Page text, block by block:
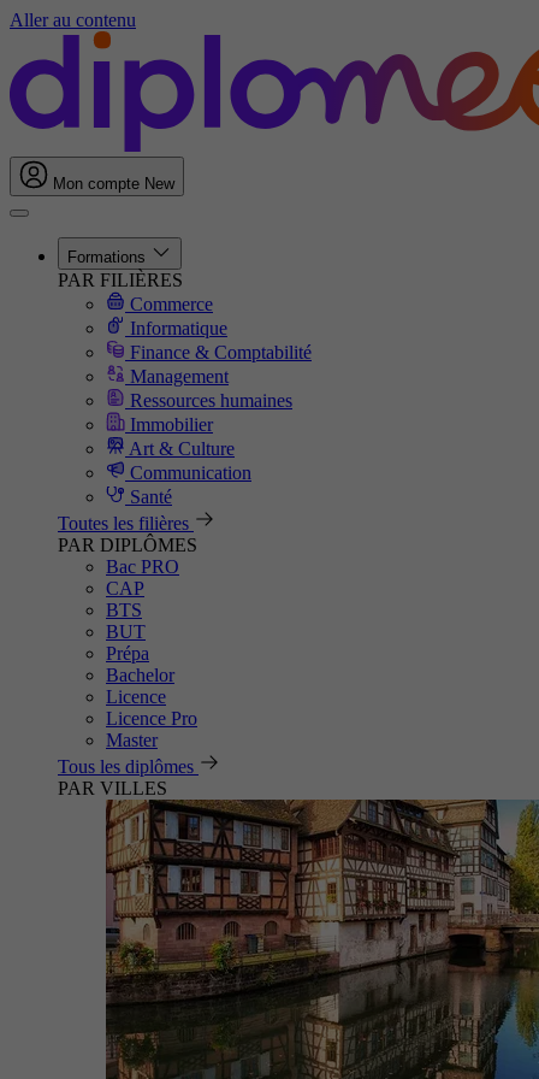
Aller au contenu
Mon compte New
Formations
PAR FILIÈRES
Commerce
Informatique
Finance & Comptabilité
Management
Ressources humaines
Immobilier
Art & Culture
Communication
Santé
Toutes les filières
PAR DIPLÔMES
Bac PRO
CAP
BTS
BUT
Prépa
Bachelor
Licence
Licence Pro
Master
Tous les diplômes
PAR VILLES